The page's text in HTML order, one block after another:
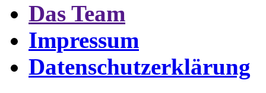
Das Team
Impressum
Datenschutzerklärung